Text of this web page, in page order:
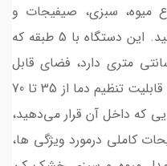
میوه، سبزی، صیفیجات و
خشکبار را در زمانی کوتاه خشک کنید. این دستگاه با 5 طبقه که
از آنها یک سینی 20×30 سانتی متری دارد، فضای قابل
قبولی را در اختیار شما قرار می‌دهد. قابلیت تنظیم دما از 35 تا 70
که داخل آن قرار می‌دهید،
کاملی درمورد ویژگی ها،